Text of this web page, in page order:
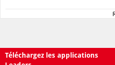
Téléchargez les applications